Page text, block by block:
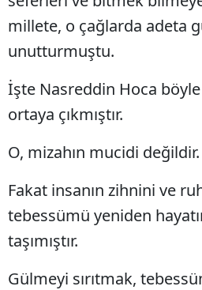
millete, o çağlarda adeta
unutturmuştu.
İşte Nasreddin Hoca
ortaya çıkmıştır.
O, mizahın mucidi değildir.
Fakat insanın zihnini ve
tebessümü yeniden
taşımıştır.
Gülmeyi sırıtmak,